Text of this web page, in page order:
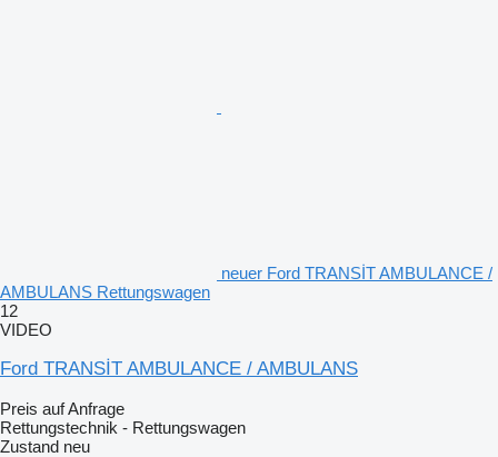
neuer Ford TRANSİT AMBULANCE /
AMBULANS Rettungswagen
12
VIDEO
Ford TRANSİT AMBULANCE / AMBULANS
Preis auf Anfrage
Rettungstechnik - Rettungswagen
Zustand neu